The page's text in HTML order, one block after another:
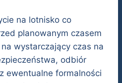
na lotnisko co
planowanym czasem
wystarczający czas na
odbiór
ewentualne formalności